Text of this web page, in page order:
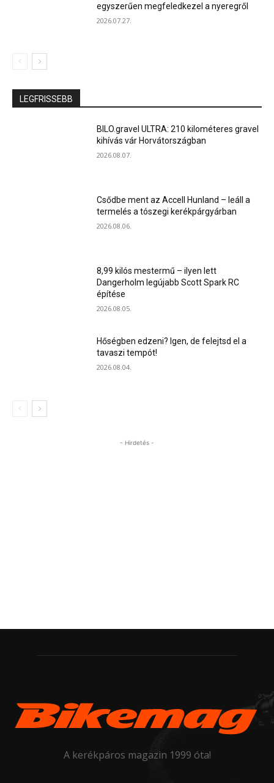
egyszerűen megfeledkezel a nyeregről
2026.07.27.
LEGFRISSEBB
BILO.gravel ULTRA: 210 kilométeres gravel
kihívás vár Horvátországban
2026.08.07.
Csődbe ment az Accell Hunland – leáll a
termelés a tószegi kerékpárgyárban
2026.08.06.
8,99 kilós mestermű – ilyen lett
Dangerholm legújabb Scott Spark RC
építése
2026.08.05.
Hőségben edzeni? Igen, de felejtsd el a
tavaszi tempót!
2026.08.04.
- Hirdetés -
A kerékpáros magazin 1999 óta!